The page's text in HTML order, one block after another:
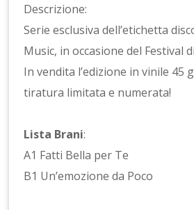
Descrizione:
Serie esclusiva dell’etichetta
Music, in occasione del Festival
In vendita l’edizione in vinile 45
tiratura limitata e numerata!
Lista Brani:
A1 Fatti Bella per Te
B1 Un’emozione da Poco